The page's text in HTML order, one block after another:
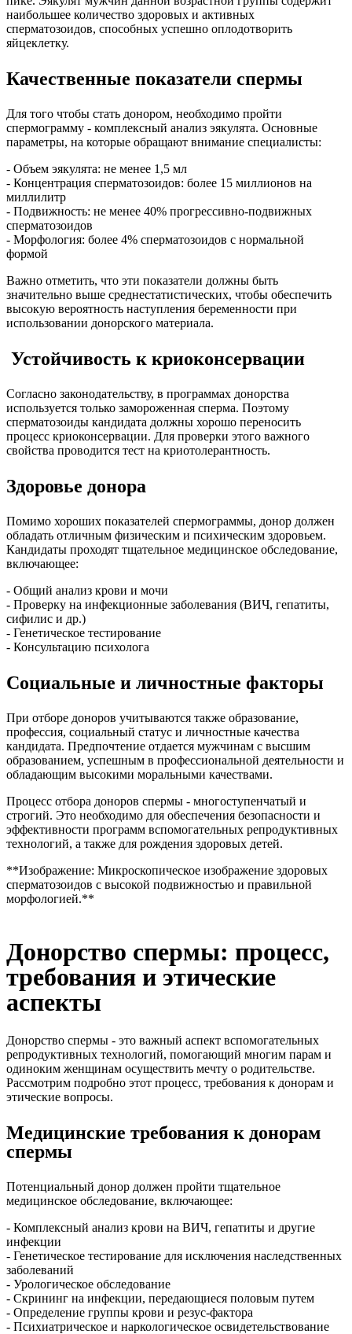
наибольшее количество здоровых и активных
сперматозоидов, способных успешно оплодотворить
яйцеклетку.
Качественные показатели спермы
Для того чтобы стать донором, необходимо пройти
спермограмму - комплексный анализ эякулята. Основные
параметры, на которые обращают внимание специалисты:
- Объем эякулята: не менее 1,5 мл
- Концентрация сперматозоидов: более 15 миллионов на
миллилитр
- Подвижность: не менее 40% прогрессивно-подвижных
сперматозоидов
- Морфология: более 4% сперматозоидов с нормальной
формой
Важно отметить, что эти показатели должны быть
значительно выше среднестатистических, чтобы обеспечить
высокую вероятность наступления беременности при
использовании донорского материала.
Устойчивость к криоконсервации
Согласно законодательству, в программах донорства
используется только замороженная сперма. Поэтому
сперматозоиды кандидата должны хорошо переносить
процесс криоконсервации. Для проверки этого важного
свойства проводится тест на криотолерантность.
Здоровье донора
Помимо хороших показателей спермограммы, донор должен
обладать отличным физическим и психическим здоровьем.
Кандидаты проходят тщательное медицинское обследование,
включающее:
- Общий анализ крови и мочи
- Проверку на инфекционные заболевания (ВИЧ, гепатиты,
сифилис и др.)
- Генетическое тестирование
- Консультацию психолога
Социальные и личностные факторы
При отборе доноров учитываются также образование,
профессия, социальный статус и личностные качества
кандидата. Предпочтение отдается мужчинам с высшим
образованием, успешным в профессиональной деятельности и
обладающим высокими моральными качествами.
Процесс отбора доноров спермы - многоступенчатый и
строгий. Это необходимо для обеспечения безопасности и
эффективности программ вспомогательных репродуктивных
технологий, а также для рождения здоровых детей.
**Изображение: Микроскопическое изображение здоровых
сперматозоидов с высокой подвижностью и правильной
морфологией.**
Донорство спермы: процесс,
требования и этические
аспекты
Донорство спермы - это важный аспект вспомогательных
репродуктивных технологий, помогающий многим парам и
одиноким женщинам осуществить мечту о родительстве.
Рассмотрим подробно этот процесс, требования к донорам и
этические вопросы.
Медицинские требования к донорам
спермы
Потенциальный донор должен пройти тщательное
медицинское обследование, включающее:
- Комплексный анализ крови на ВИЧ, гепатиты и другие
инфекции
- Генетическое тестирование для исключения наследственных
заболеваний
- Урологическое обследование
- Скрининг на инфекции, передающиеся половым путем
- Определение группы крови и резус-фактора
- Психиатрическое и наркологическое освидетельствование